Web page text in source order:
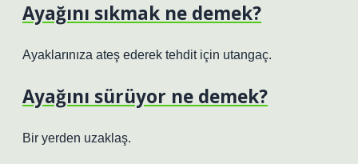
Ayağını sıkmak ne demek?
Ayaklarınıza ateş ederek tehdit için utangaç.
Ayağını sürüyor ne demek?
Bir yerden uzaklaş.